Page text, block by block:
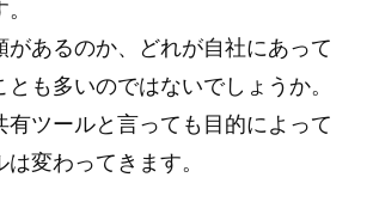
があるのか、どれが自社にあって
も多いのではないでしょうか。
有ツールと言っても目的によって
変わってきます。